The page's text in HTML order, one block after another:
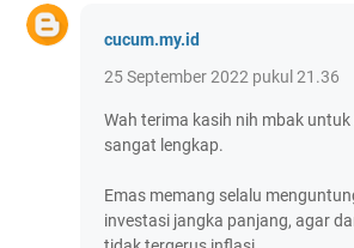
cucum.my.id
25 September 2022 pukul 21.36
Wah terima kasih nih mbak
sangat lengkap.
Emas memang selalu
investasi jangka panjang, agar